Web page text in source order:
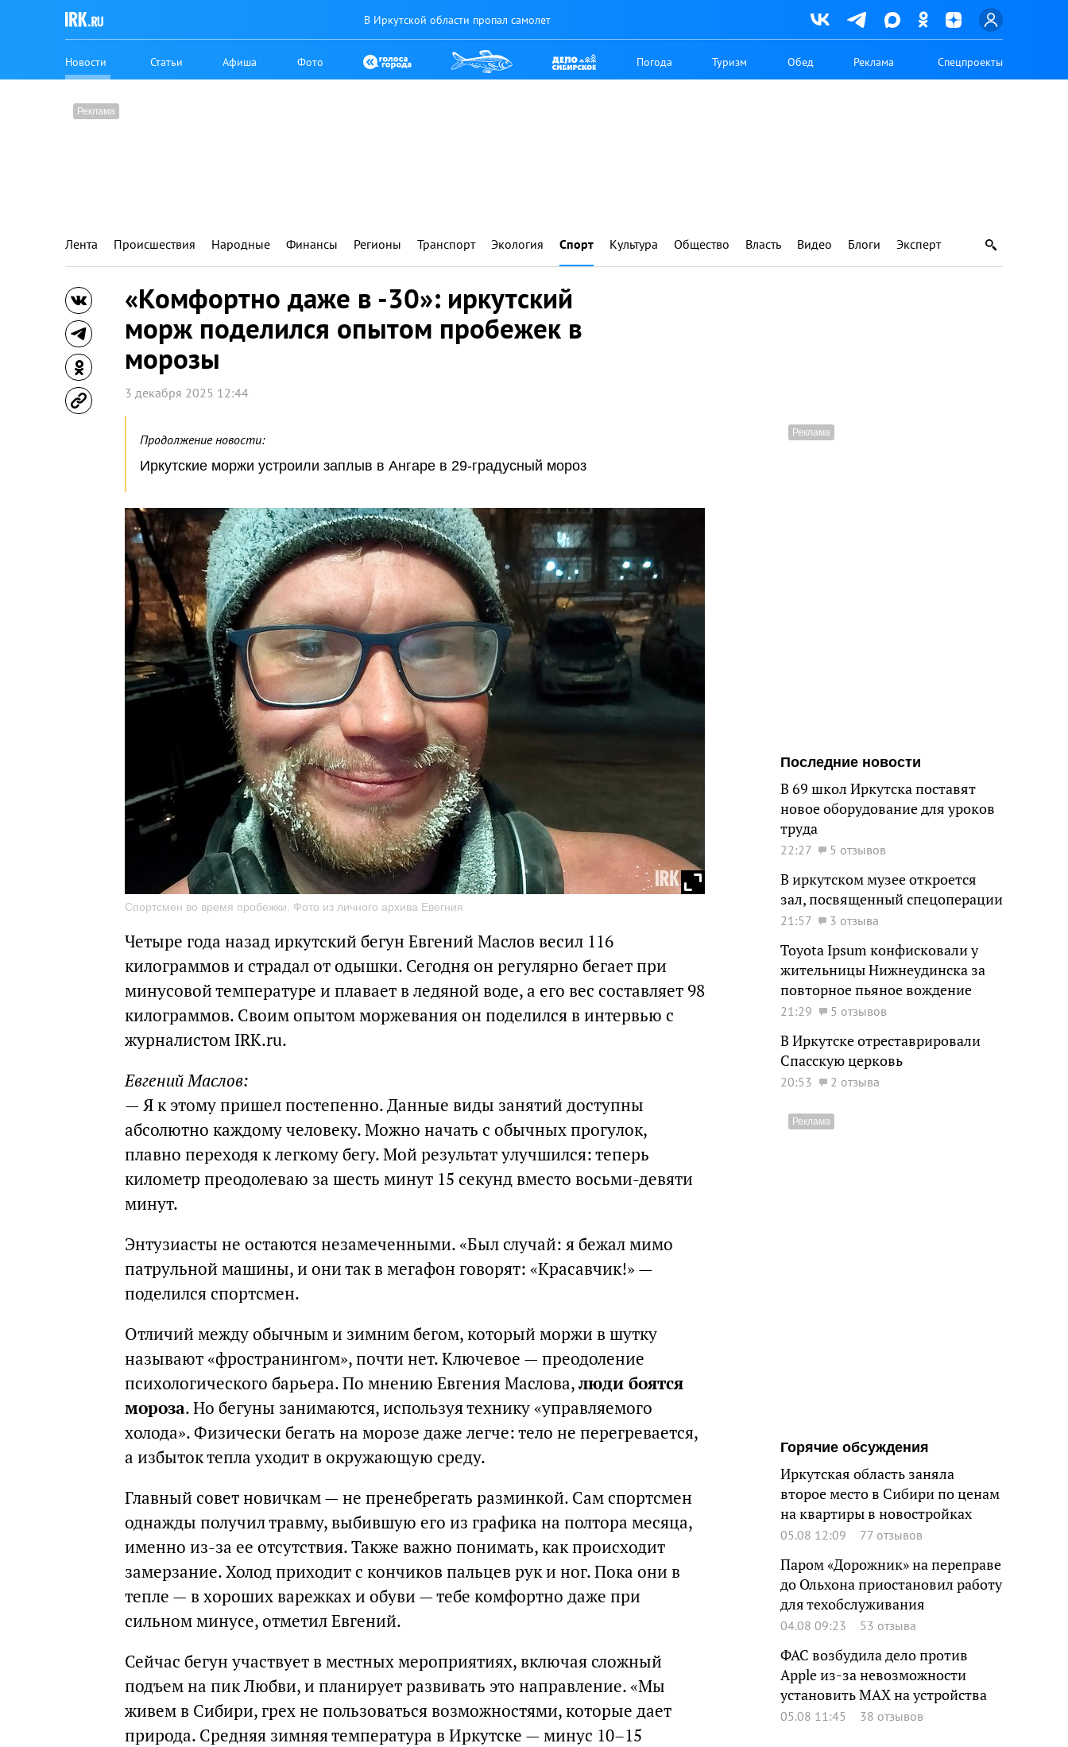
В Иркутской области пропал самолет
Новости Статьи Афиша Фото Погода Туризм Обед Реклама Спецпроекты
Лента Происшествия Народные Финансы Регионы Транспорт Экология Спорт Культура Общество Власть Видео Блоги Эксперт
«Комфортно даже в -30»: иркутский
морж поделился опытом пробежек в
морозы
3 декабря 2025 12:44
Продолжение новости:
Иркутские моржи устроили заплыв в Ангаре в 29-градусный мороз
Спортсмен во время пробежки. Фото из личного архива Евегния
Четыре года назад иркутский бегун Евгений Маслов весил 116
килограммов и страдал от одышки. Сегодня он регулярно бегает при
минусовой температуре и плавает в ледяной воде, а его вес составляет 98
килограммов. Своим опытом моржевания он поделился в интервью с
журналистом IRK.ru.
Евгений Маслов:
— Я к этому пришел постепенно. Данные виды занятий доступны
абсолютно каждому человеку. Можно начать с обычных прогулок,
плавно переходя к легкому бегу. Мой результат улучшился: теперь
километр преодолеваю за шесть минут 15 секунд вместо восьми-девяти
минут.
Энтузиасты не остаются незамеченными. «Был случай: я бежал мимо
патрульной машины, и они так в мегафон говорят: «Красавчик!» —
поделился спортсмен.
Отличий между обычным и зимним бегом, который моржи в шутку
называют «фространингом», почти нет. Ключевое — преодоление
психологического барьера. По мнению Евгения Маслова,люди боятся
мороза. Но бегуны занимаются, используя технику «управляемого
холода». Физически бегать на морозе даже легче: тело не перегревается,
а избыток тепла уходит в окружающую среду.
Главный совет новичкам — не пренебрегать разминкой. Сам спортсмен
однажды получил травму, выбившую его из графика на полтора месяца,
именно из-за ее отсутствия. Также важно понимать, как происходит
замерзание. Холод приходит с кончиков пальцев рук и ног. Пока они в
тепле — в хороших варежках и обуви — тебе комфортно даже при
сильном минусе, отметил Евгений.
Сейчас бегун участвует в местных мероприятиях, включая сложный
подъем на пик Любви, и планирует развивать это направление. «Мы
живем в Сибири, грех не пользоваться возможностями, которые дает
природа. Средняя зимняя температура в Иркутске — минус 10–15
Последние новости
В 69 школ Иркутска поставят
новое оборудование для уроков
труда
22:27 5 отзывов
В иркутском музее откроется
зал, посвященный спецоперации
21:57 3 отзыва
Toyota Ipsum конфисковали у
жительницы Нижнеудинска за
повторное пьяное вождение
21:29 5 отзывов
В Иркутске отреставрировали
Спасскую церковь
20:53 2 отзыва
Горячие обсуждения
Иркутская область заняла
второе место в Сибири по ценам
на квартиры в новостройках
05.08 12:09 77 отзывов
Паром «Дорожник» на переправе
до Ольхона приостановил работу
для техобслуживания
04.08 09:23 53 отзыва
ФАС возбудила дело против
Apple из-за невозможности
установить MAX на устройства
05.08 11:45 38 отзывов